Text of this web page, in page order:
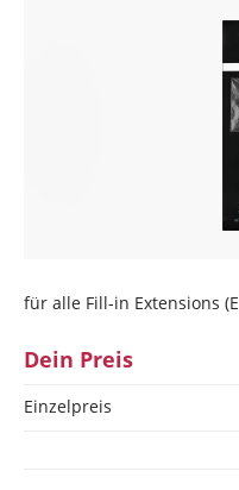
für alle Fill-in Extensions
Dein Preis
Einzelpreis